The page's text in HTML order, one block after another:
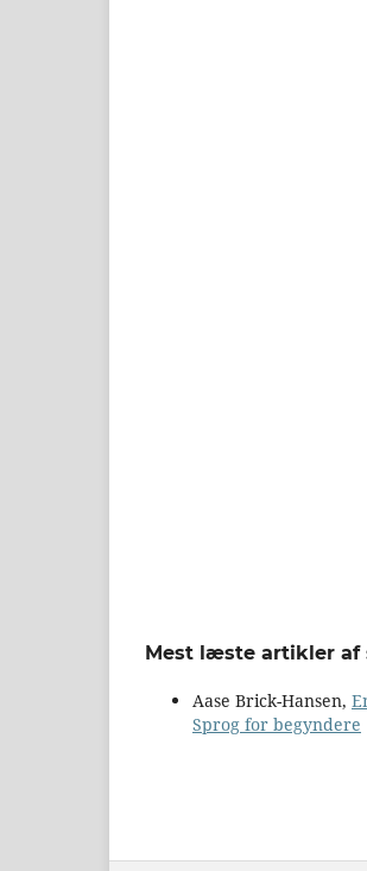
Mest læste artikler af
Aase Brick-Hansen,
Sprog for begyndere